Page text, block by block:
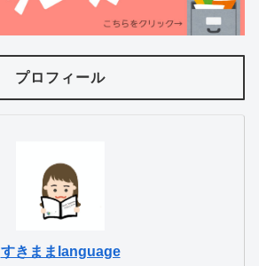
プロフィール
すきままlanguage